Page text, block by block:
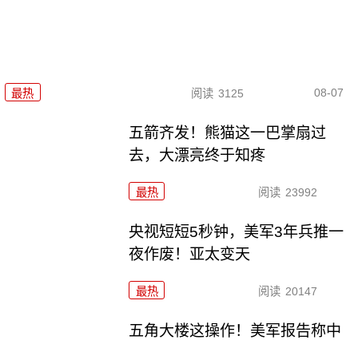
最热 阅读 3125 08-07
五箭齐发！熊猫这一巴掌扇过
去，大漂亮终于知疼
最热 阅读 23992
央视短短5秒钟，美军3年兵推一
夜作废！亚太变天
最热 阅读 20147
五角大楼这操作！美军报告称中